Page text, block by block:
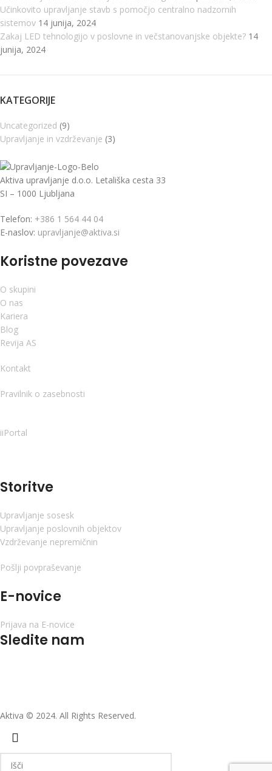
Učinkovito upravljanje stavb s pomočjo centralno nadzornih
sistemov 14 junija, 2024
Zakaj LED tehnologijo v poslovne in večstanovanjske objekte? 14
junija, 2024
KATEGORIJE
Uncategorized (9)
Upravljanje in vzdrževanje (3)
Aktiva upravljanje d.o.o. Letališka cesta 33
SI – 1000 Ljubljana
Telefon: +386 1 564 44 04
E-naslov: upravljanje@aktiva.si
Koristne povezave
O skupini
O nas
Kariera
Blog
Revija AS
Kontakt
Pravilnik o zasebnosti
iiPortal
Storitve
Upravljanje sosesk
Upravljanje poslovnih objektov
Vzdrževanje nepremičnin
Pošlji povpraševanje
E-novice
Prijava na E-novice
Sledite nam
Aktiva © 2024. All Rights Reserved.